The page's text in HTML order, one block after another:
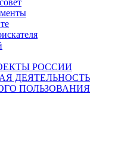
РОССИИ
ДЕЯТЕЛЬНОСТЬ
ПОЛЬЗОВАНИЯ